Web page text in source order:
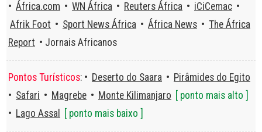
• África.com • WN África • Reuters África • iCiCemac •
Afrik Foot • Sport News África • África News • The África
Report • Jornais Africanos
Pontos Turísticos: • Deserto do Saara • Pirâmides do Egito
• Safari • Magrebe • Monte Kilimanjaro
[ ponto mais alto ]
• Lago Assal [ ponto mais baixo ]